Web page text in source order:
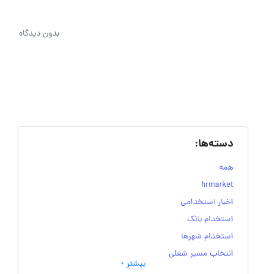
بدون دیدگاه
دسته‌ها:
همه
hrmarket
اخبار استخدامی
استخدام بانک
استخدام شهرها
انتخاب مسیر شغلی
به‌روزرسانی‌های سایت (کارجویی)
بیشتر +